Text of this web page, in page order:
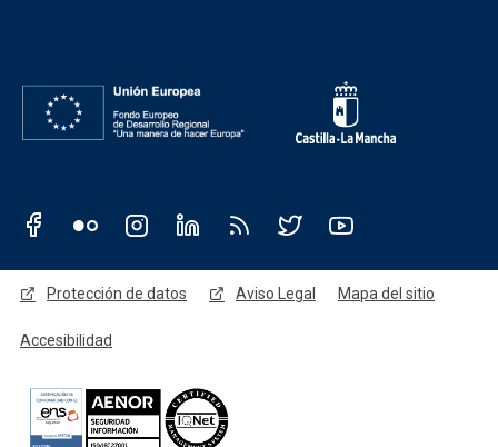
Redes sociales JCCM
Menú legal
Protección de datos Aviso Legal Mapa del sitio
Accesibilidad